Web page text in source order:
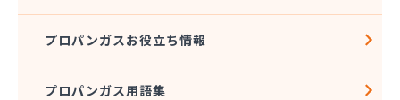
株式会社オーテック
株式会社オーテック 西三河営業所
株式会社ガスキット
プロパンガスお役立ち情報
プロパンガス用語集